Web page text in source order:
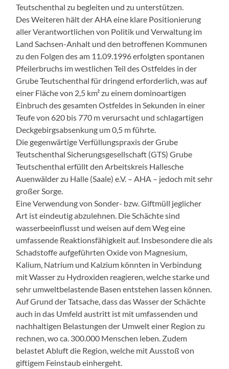
Teutschenthal zu begleiten und zu unterstützen.
Des Weiteren hält der AHA eine klare Positionierung
aller Verantwortlichen von Politik und Verwaltung im
Land Sachsen-Anhalt und den betroffenen Kommunen
zu den Folgen des am 11.09.1996 erfolgten spontanen
Pfeilerbruchs im westlichen Teil des Ostfeldes in der
Grube Teutschenthal für dringend erforderlich, was auf
einer Fläche von 2,5 km² zu einem dominoartigen
Einbruch des gesamten Ostfeldes in Sekunden in einer
Teufe von 620 bis 770 m verursacht und schlagartigen
Deckgebirgsabsenkung um 0,5 m führte.
Die gegenwärtige Verfüllungspraxis der Grube
Teutschenthal Sicherungsgesellschaft (GTS) Grube
Teutschenthal erfüllt den Arbeitskreis Hallesche
Auenwälder zu Halle (Saale) e.V. – AHA – jedoch mit sehr
großer Sorge.
Eine Verwendung von Sonder- bzw. Giftmüll jeglicher
Art ist eindeutig abzulehnen. Die Schächte sind
wasserbeeinflusst und weisen auf dem Weg eine
umfassende Reaktionsfähigkeit auf. Insbesondere die als
Schadstoffe aufgeführten Oxide von Magnesium,
Kalium, Natrium und Kalzium könnten in Verbindung
mit Wasser zu Hydroxiden reagieren, welche starke und
sehr umweltbelastende Basen entstehen lassen können.
Auf Grund der Tatsache, dass das Wasser der Schächte
auch in das Umfeld austritt ist mit umfassenden und
nachhaltigen Belastungen der Umwelt einer Region zu
rechnen, wo ca. 300.000 Menschen leben. Zudem
belastet Abluft die Region, welche mit Ausstoß von
giftigem Feinstaub einhergeht.